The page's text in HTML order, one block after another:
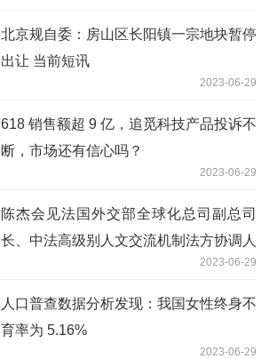
北京规自委：房山区长阳镇一宗地块暂停
出让 当前短讯
2023-06-29
618 销售额超 9 亿，追觅科技产品投诉不
断，市场还有信心吗？
2023-06-29
陈杰会见法国外交部全球化总司副总司
长、中法高级别人文交流机制法方协调人
2023-06-29
人口普查数据分析发现：我国女性终身不
育率为 5.16%
2023-06-29